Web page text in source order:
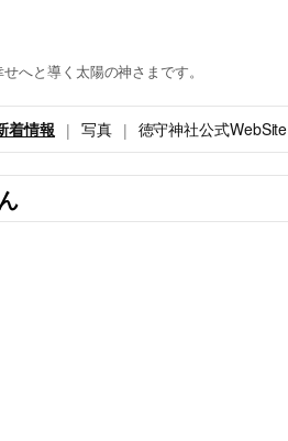
へと導く太陽の神さまです。
着情報 写真 徳守神社公式WebSite